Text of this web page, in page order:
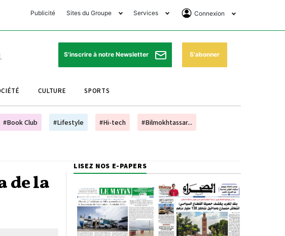
Publicité Sites du Groupe
Club Avantages
Le Matin Sports
Le Matin Store
Le Matin Annonces
Morocco Today Forum
Bookclub
Services
Horaires de prières
Pharmacies de garde
Programme TV
Cinéma
Connexion
Se Connecter
Abonnement
S'inscrire à notre Newsletter S'abonner
CULTURE SPORTS
#Book Club #Lifestyle #Hi-tech #Bilmokhtassar...
de la
LISEZ NOS E-PAPERS